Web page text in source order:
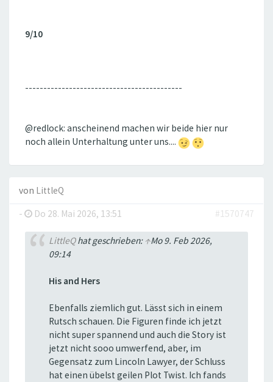
9/10
-------------------------------------------
@redlock: anscheinend machen wir beide hier nur
noch allein Unterhaltung unter uns....
von LittleQ
-
Do 28. Mai 2026, 13:51 #1570747
LittleQhat geschrieben: ↑Mo 9. Feb 2026,
09:14
His and Hers
Ebenfalls ziemlich gut. Lässt sich in einem
Rutsch schauen. Die Figuren finde ich jetzt
nicht super spannend und auch die Story ist
jetzt nicht sooo umwerfend, aber, im
Gegensatz zum Lincoln Lawyer, der Schluss
hat einen übelst geilen Plot Twist. Ich fands